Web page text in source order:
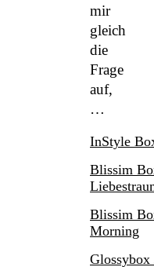
mir
gleich
die
Frage
auf,
…
InStyle
Blissim
Blissim
Morning
Glossybox